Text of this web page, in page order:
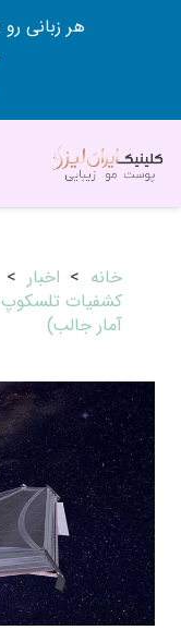
خانه > اخبار >
آمار جالب)